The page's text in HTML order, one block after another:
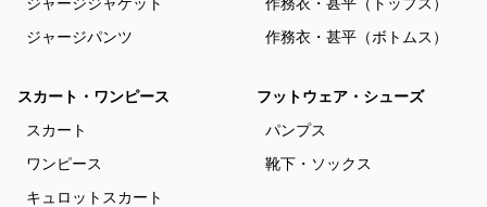
ジャージパンツ
作務衣・甚平（ボトムス）
スカート・ワンピース
スカート
ワンピース
キュロットスカート
フットウェア・シューズ
パンプス
靴下・ソックス